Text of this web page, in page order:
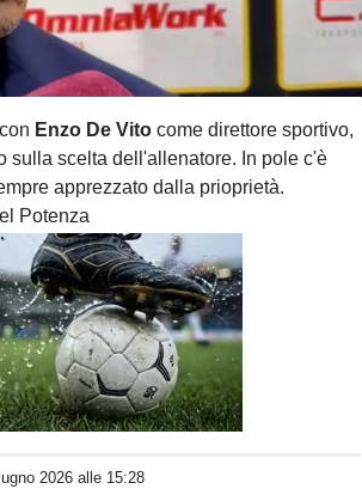
Enzo De Vitocome direttore sportivo,
sulla scelta dell'allenatore. In pole c'è
apprezzato dalla prioprietà.
Potenza
Loaded:
100.00%
2026 alle 15:28